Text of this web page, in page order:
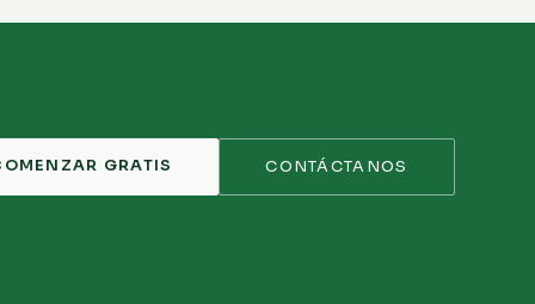
GRATIS CONTÁCTANOS